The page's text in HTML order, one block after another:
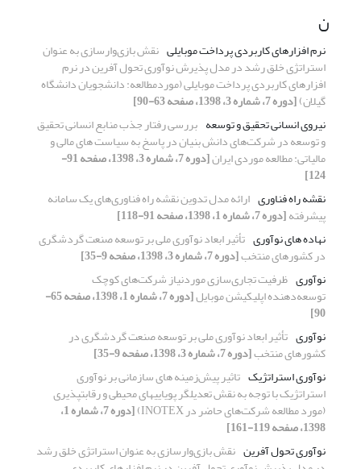
ن
نرم افزارهای کاربردی پرداخت موبایلی نقش بازی‌وارسازی به عنوان
استراتژی خلق رشد در مدل پذیرش نوآوری تحول آفرین در نرم
افزارهای کاربردی پرداخت موبایلی (موردمطالعه: دانشجویان دانشگاه
گیلان)[دوره 7، شماره 3، 1398، صفحه 63-90]
نیروی انسانی تحقیق و توسعه بررسی رفتار جذب منابع انسانی تحقیق
و توسعه در شرکت‌های دانش بنیان در پاسخ به سیاست های مالی و
مالیاتی: مطالعه موردی ایران [دوره 7، شماره 3، 1398، صفحه 91-
124]
نقشه راه فناوری ارائه مدل تدوین نقشه راه فناوری‌های یک سامانه
پیشرفته[دوره 7، شماره 1، 1398، صفحه 91-118]
نهاده های نوآوری تأثیر ابعاد نوآوری ملی بر توسعه صنعت گردشگری
در کشورهای منتخب[دوره 7، شماره 3، 1398، صفحه 9-35]
نوآوری ظرفیت تجاری‌سازی موردنیاز شرکت‌های کوچک
توسعه‌دهنده اپلیکیشن موبایل [دوره 7، شماره 1، 1398، صفحه 65-
90]
نوآوری تأثیر ابعاد نوآوری ملی بر توسعه صنعت گردشگری در
کشورهای منتخب[دوره 7، شماره 3، 1398، صفحه 9-35]
نوآوری استراتژیک تاثیر پیش‌زمینه های سازمانی بر نوآوری
استراتژیک با توجه به نقش تعدیل‎گر پویایی‎های محیطی و رقابت‎پذیری
(مورد مطالعه شرکت‌های حاضر در INOTEX) [دوره 7، شماره 1،
1398، صفحه 119-161]
نوآوری تحول آفرین نقش بازی‌وارسازی به عنوان استراتژی خلق رشد